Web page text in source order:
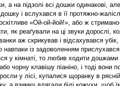
а на підзолі всі дошки одинакові,
і вслухався в її протяжно-
«Ой-ой-йой!», або ж
як реаґували на ці звуки дорослі,
аж скрикував і відсахувався
із задоволенням
у кімнаті, то любив ходити дошками
чорну клавішу піаніно, і тоді вони
у лісі, купалися щоранку в